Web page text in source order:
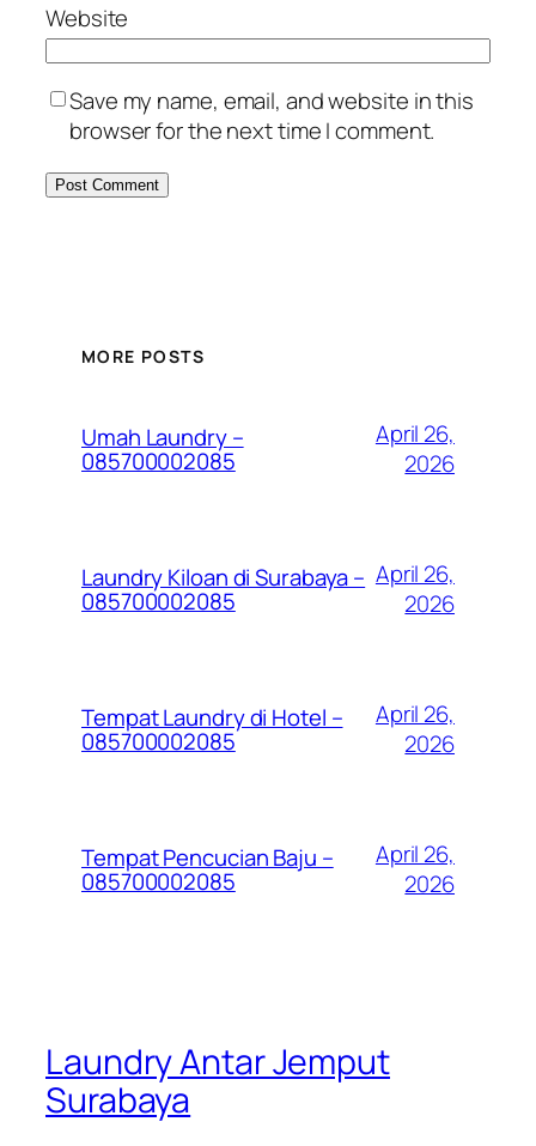
Website
Save my name, email, and website in this
browser for the next time I comment.
MORE POSTS
Umah Laundry –
085700002085
April 26,
2026
Laundry Kiloan di Surabaya –
085700002085
April 26,
2026
Tempat Laundry di Hotel –
085700002085
April 26,
2026
Tempat Pencucian Baju –
085700002085
April 26,
2026
Laundry Antar Jemput
Surabaya